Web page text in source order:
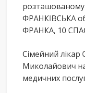
ФРАНКІВСЬКА
ФРАНКА, 10
Сімейний
Миколайович
медичних